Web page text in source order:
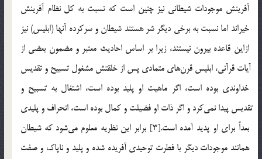
آفرينش موجودات شيطاني نيز چنين است كه نسبت به كل نظام آفرينش
خيراند اما نسبت به برخي ديگر شر هستند شيطان و سرکرده آنها (ابليس) نيز
ازاين قاعده بيرون نيستند، زيرا بر اساس احاديث معتبر و مضمون بعضي از
آيات قرآني، ابليس قرن‎هاي متمادي پس از خلقتش مشغول تسبيح و تقديس
خداوندي بوده است، اگر ماهيت او پليد بوده است، اشتغال به تسبيح و
تقديس پيدا نمي‎كرد و اگر ذات او فضيلت و كمال بوده است، انحراف و پليدي
بعداً براي او پديد آمده است.[3] برابر اين نظريه معلوم مي‎شود كه شيطان
همانند موجودات ديگر با فطرت توحيدي آفريده شده و پليد و ناپاك و صفت